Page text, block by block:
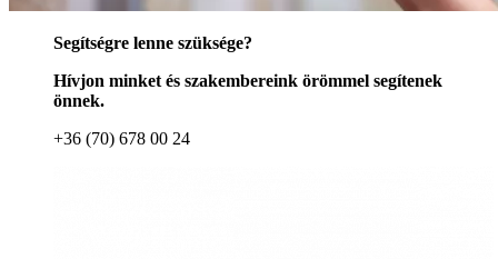
Segítségre lenne szüksége?
Hívjon minket és szakembereink örömmel segítenek
önnek.
+36 (70) 678 00 24